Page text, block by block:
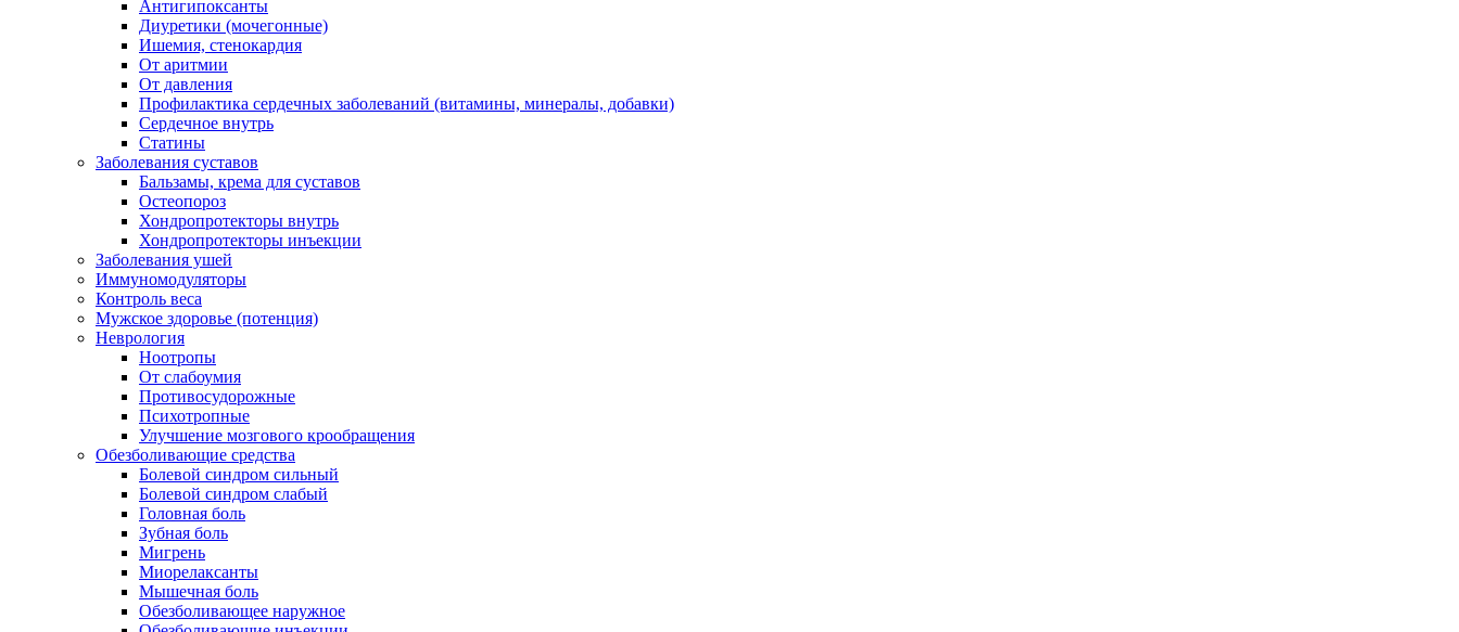
Антигипоксанты
Диуретики (мочегонные)
Ишемия, стенокардия
От аритмии
От давления
Профилактика сердечных заболеваний (витамины, минералы, добавки)
Сердечное внутрь
Статины
Заболевания суставов
Бальзамы, крема для суставов
Остеопороз
Хондропротекторы внутрь
Хондропротекторы инъекции
Заболевания ушей
Иммуномодуляторы
Контроль веса
Мужское здоровье (потенция)
Неврология
Ноотропы
От слабоумия
Противосудорожные
Психотропные
Улучшение мозгового крообращения
Обезболивающие средства
Болевой синдром сильный
Болевой синдром слабый
Головная боль
Зубная боль
Мигрень
Миорелаксанты
Мышечная боль
Обезболивающее наружное